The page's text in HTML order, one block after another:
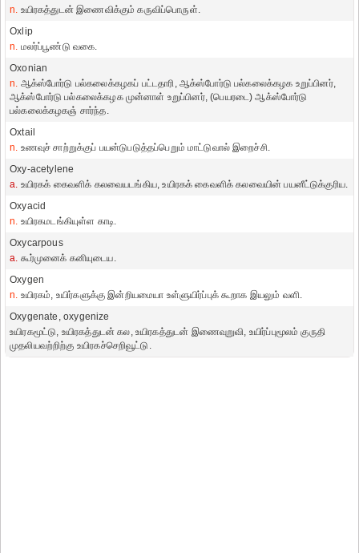
n. உயிரகத்துடன் இணைவிக்கும் கருவிப்பொருள்.
Oxlip
n. மலர்ப்பூண்டு வகை.
Oxonian
n. ஆக்ஸ்போர்டு பல்கலைக்கழகப் பட்டதாரி, ஆக்ஸ்போர்டு பல்கலைக்கழக உறுப்பினர்,
ஆக்ஸ்போர்டு பல்கலைக்கழக முன்னாள் உறுப்பினர், (பெயரடை) ஆக்ஸ்போர்டு
பல்கலைக்கழகஞ் சார்ந்த.
Oxtail
n. உணவுச் சாற்றுக்குப் பயன்டுபடுத்தப்பெறும் மாட்டுவால் இறைச்சி.
Oxy-acetylene
a. உயிரகக் கைவளிக் கலவையடங்கிய, உயிரகக் கைவளிக் கலவையின் பயனீட்டுக்குரிய.
Oxyacid
n. உயிரகமடங்கியுள்ள காடி.
Oxycarpous
a. கூர்முனைக் கனியுடைய.
Oxygen
n. உயிரகம், உயிர்களுக்கு இன்றியமையா உள்ளுயிர்ப்புக் கூறாக இயலும் வளி.
Oxygenate, oxygenize
உயிரகமூட்டு, உயிரகத்துடன் கல, உயிரகத்துடன் இணைவுறுவி, உயிர்ப்புமூலம் குருதி
முதலியவற்றிற்கு உயிரகச்செறிவூட்டு.